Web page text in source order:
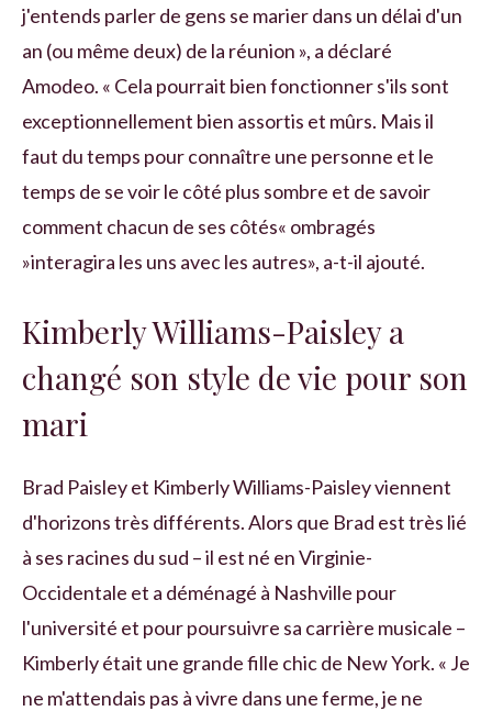
j'entends parler de gens se marier dans un délai d'un
an (ou même deux) de la réunion », a déclaré
Amodeo. « Cela pourrait bien fonctionner s'ils sont
exceptionnellement bien assortis et mûrs. Mais il
faut du temps pour connaître une personne et le
temps de se voir le côté plus sombre et de savoir
comment chacun de ses côtés« ombragés
»interagira les uns avec les autres», a-t-il ajouté.
Kimberly Williams-Paisley a
changé son style de vie pour son
mari
Brad Paisley et Kimberly Williams-Paisley viennent
d'horizons très différents. Alors que Brad est très lié
à ses racines du sud – il est né en Virginie-
Occidentale et a déménagé à Nashville pour
l'université et pour poursuivre sa carrière musicale –
Kimberly était une grande fille chic de New York. « Je
ne m'attendais pas à vivre dans une ferme, je ne